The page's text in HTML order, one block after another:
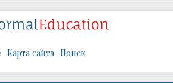
Карта сайта Поиск